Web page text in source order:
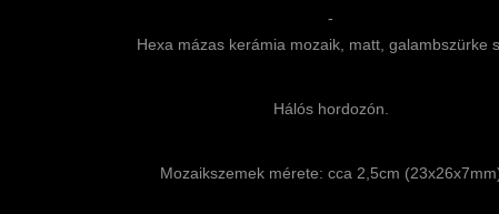
-
Hexa mázas kerámia mozaik, matt, galambszürke
Hálós hordozón.
Mozaikszemek mérete: cca 2,5cm